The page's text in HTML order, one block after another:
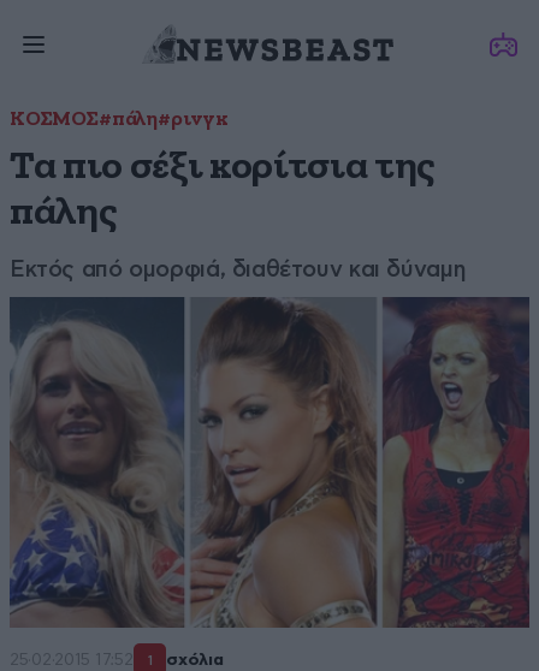
ΚΟΣΜΟΣ#πάλη#ρινγκ
Τα πιο σέξι κορίτσια της
πάλης
Εκτός από ομορφιά, διαθέτουν και δύναμη
25·02·2015 17:52 1 σχόλια